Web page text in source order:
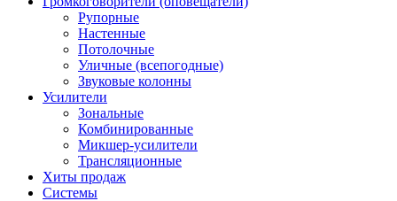
Рупорные
Настенные
Потолочные
Уличные (всепогодные)
Звуковые колонны
Усилители
Зональные
Комбинированные
Микшер-усилители
Трансляционные
Хиты продаж
Системы